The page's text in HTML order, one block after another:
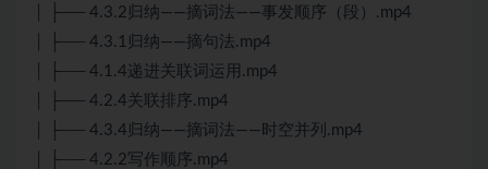
│ ├── 4.3.2归纳——摘词法——事发顺序（段）.mp4
│ ├── 4.3.1归纳——摘句法.mp4
│ ├── 4.1.4递进关联词运用.mp4
│ ├── 4.2.4关联排序.mp4
│ ├── 4.3.4归纳——摘词法——时空并列.mp4
│ ├── 4.2.2写作顺序.mp4